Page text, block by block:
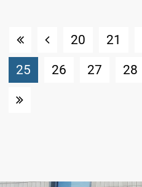
20 21
25 (Standort)
26 27 28